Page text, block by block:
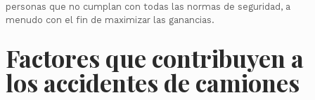
personas que no cumplan con todas las normas de seguridad, a
menudo con el fin de maximizar las ganancias.
Factores que contribuyen a
los accidentes de camiones